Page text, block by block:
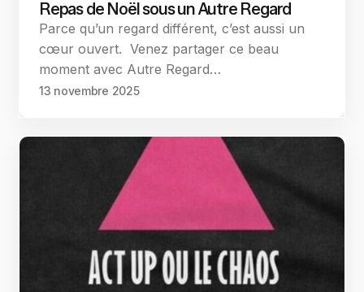
Repas de Noël sous un Autre Regard
Parce qu’un regard différent, c’est aussi un
cœur ouvert. Venez partager ce beau
moment avec Autre Regard…
13 novembre 2025